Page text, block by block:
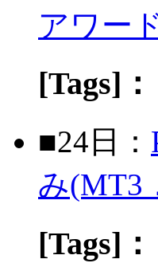
アワー
[Tags]：
■24日：
み(MT3
[Tags]：